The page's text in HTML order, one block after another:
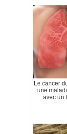
Le cancer
une
avec un